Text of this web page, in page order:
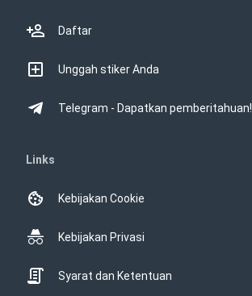
Daftar
Unggah stiker Anda
Telegram - Dapatkan pemberitahuan!
Links
Kebijakan Cookie
Kebijakan Privasi
Syarat dan Ketentuan